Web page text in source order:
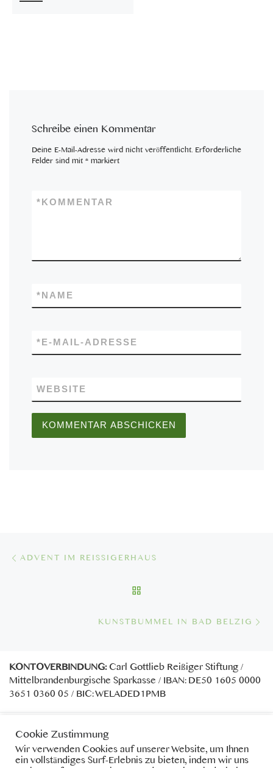
Schreibe einen Kommentar
Deine E-Mail-Adresse wird nicht veröffentlicht. Erforderliche
Felder sind mit *markiert
KOMMENTAR
*
NAME
*
E-MAIL-ADRESSE
*
WEBSITE
Beitragsnavigation
ADVENT IM REISSIGERHAUS
KUNSTBUMMEL IN BAD BELZIG
KONTOVERBINDUNG:Carl Gottlieb Reißiger Stiftung /
Mittelbrandenburgische Sparkasse / IBAN: DE50 1605 0000
3651 0360 05 / BIC: WELADED1PMB
Anmelden
Cookie Zustimmung
Wir verwenden Cookies auf unserer Website, um Ihnen
ein vollständiges Surf-Erlebnis zu bieten, indem wir uns